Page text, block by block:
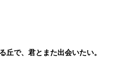
丘で、君とまた出会いたい。